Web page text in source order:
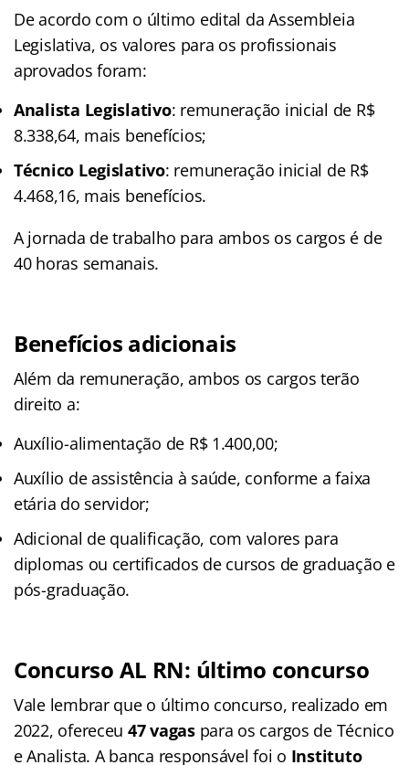
De acordo com o último edital da Assembleia
Legislativa, os valores para os profissionais
aprovados foram:
Analista Legislativo: remuneração inicial de R$
8.338,64, mais benefícios;
Técnico Legislativo: remuneração inicial de R$
4.468,16, mais benefícios.
A jornada de trabalho para ambos os cargos é de
40 horas semanais.
Benefícios adicionais
Além da remuneração, ambos os cargos terão
direito a:
Auxílio-alimentação de R$ 1.400,00;
Auxílio de assistência à saúde, conforme a faixa
etária do servidor;
Adicional de qualificação, com valores para
diplomas ou certificados de cursos de graduação e
pós-graduação.
Concurso AL RN: último concurso
Vale lembrar que o último concurso, realizado em
2022, ofereceu 47 vagaspara os cargos de Técnico
e Analista. A banca responsável foi o Instituto